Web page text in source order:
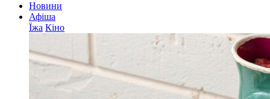
Новини
Афіша
Їжа Кіно